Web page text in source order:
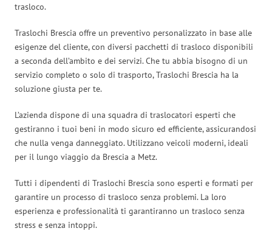
trasloco.
Traslochi Brescia offre un preventivo personalizzato in base alle
esigenze del cliente, con diversi pacchetti di trasloco disponibili
a seconda dell’ambito e dei servizi. Che tu abbia bisogno di un
servizio completo o solo di trasporto, Traslochi Brescia ha la
soluzione giusta per te.
L’azienda dispone di una squadra di traslocatori esperti che
gestiranno i tuoi beni in modo sicuro ed efficiente, assicurandosi
che nulla venga danneggiato. Utilizzano veicoli moderni, ideali
per il lungo viaggio da Brescia a Metz.
Tutti i dipendenti di Traslochi Brescia sono esperti e formati per
garantire un processo di trasloco senza problemi. La loro
esperienza e professionalità ti garantiranno un trasloco senza
stress e senza intoppi.